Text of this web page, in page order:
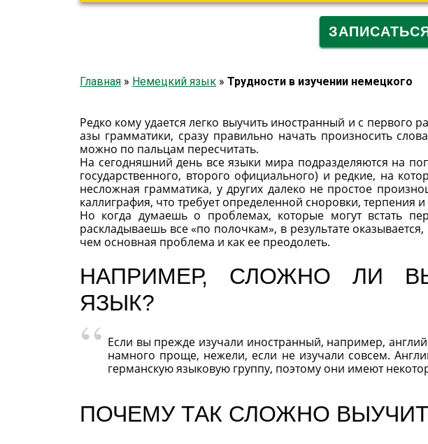
Главная » Немецкий язык » Трудности в изучении немецкого
Редко кому удается легко выучить иностранный и с первого
азы грамматики, сразу правильно начать произносить
можно по пальцам пересчитать.
На сегодняшний день все языки мира подразделяются на
государственного, второго официального) и редкие, на
несложная грамматика, у других далеко не простое
каллиграфия, что требует определенной сноровки, терпения
Но когда думаешь о проблемах, которые могут встать
раскладываешь все «по полочкам», в результате
чем основная проблема и как ее преодолеть.
НАПРИМЕР, СЛОЖНО ЛИ
ЯЗЫК?
Если вы прежде изучали иностранный, например,
намного проще, нежели, если не изучали совсем.
германскую языковую группу, поэтому они имеют
ПОЧЕМУ ТАК СЛОЖНО